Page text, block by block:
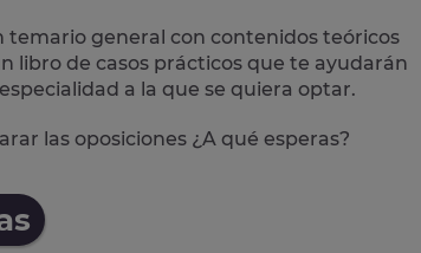
temario general con contenidos teóricos
libro de casos prácticos que te ayudarán
a la que se quiera optar.
las oposiciones ¿A qué esperas?